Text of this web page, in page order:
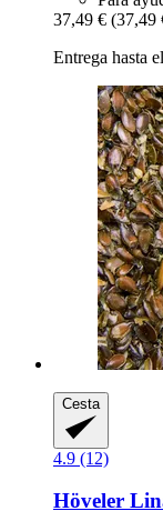
37,49 € (37,49
Entrega hasta
Cesta
4.9 (12)
Höveler